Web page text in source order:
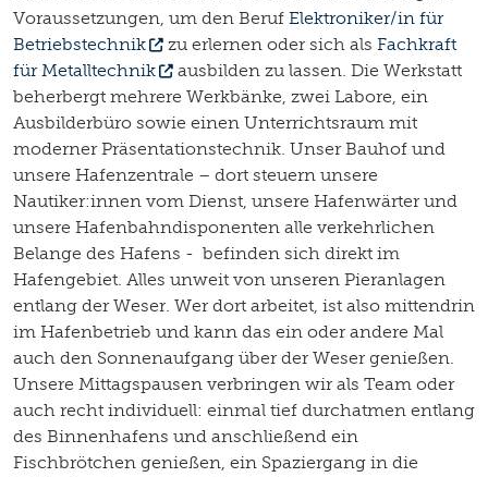
Voraussetzungen, um den Beruf Elektroniker/in für
Betriebstechnik
zu erlernen oder sich als Fachkraft
für Metalltechnik
ausbilden zu lassen. Die Werkstatt
beherbergt mehrere Werkbänke, zwei Labore, ein
Ausbilderbüro sowie einen Unterrichtsraum mit
moderner Präsentationstechnik. Unser Bauhof und
unsere Hafenzentrale – dort steuern unsere
Nautiker:innen vom Dienst, unsere Hafenwärter und
unsere Hafenbahndisponenten alle verkehrlichen
Belange des Hafens - befinden sich direkt im
Hafengebiet. Alles unweit von unseren Pieranlagen
entlang der Weser. Wer dort arbeitet, ist also mittendrin
im Hafenbetrieb und kann das ein oder andere Mal
auch den Sonnenaufgang über der Weser genießen.
Unsere Mittagspausen verbringen wir als Team oder
auch recht individuell: einmal tief durchatmen entlang
des Binnenhafens und anschließend ein
Fischbrötchen genießen, ein Spaziergang in die